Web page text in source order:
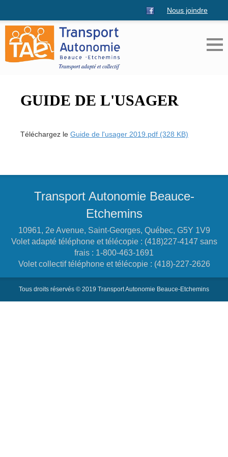
Nous joindre
GUIDE DE L'USAGER
Téléchargez le Guide de l'usager 2019.pdf (328 KB)
Transport Autonomie Beauce-
Etchemins
10961, 2e Avenue, Saint-Georges, Québec, G5Y 1V9
Volet adapté téléphone et télécopie : (418)227-4147 sans
frais : 1-800-463-1691
Volet collectif téléphone et télécopie : (418)-227-2626
Tous droits réservés © 2019 Transport Autonomie Beauce-Etchemins